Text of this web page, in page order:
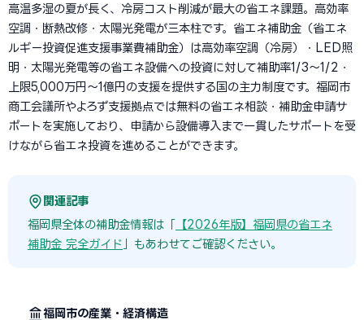
高温多湿の夏が長く、冷房コスト削減が最大の省エネ課題。高効率
空調・断熱改修・太陽光発電が三本柱です。省エネ補助金（省エネ
ルギー投資促進支援事業費補助金）は高効率空調（冷房）・LED照
明・太陽光発電等の省エネ設備への投資に対して補助率1/3〜1/2・
上限5,000万円〜1億円の支援を提供する国の主力制度です。福岡市
商工会議所やよろず支援拠点では無料の省エネ相談・補助金申請サ
ポートを実施しており、申請から設備導入まで一貫したサポートを受
けながら省エネ投資を進めることができます。
関連記事
福岡県全体の補助金情報は「
【2026年版】福岡県の省エネ
補助金 完全ガイド 」もあわせてご確認ください。
福岡市の産業・経済構造